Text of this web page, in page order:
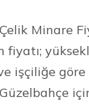
Minare
fiyatı;
işçiliğe